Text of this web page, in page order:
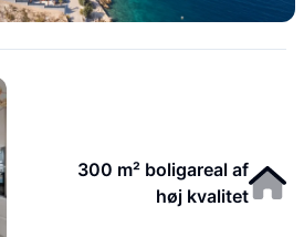
300 m² boligareal af
høj kvalitet